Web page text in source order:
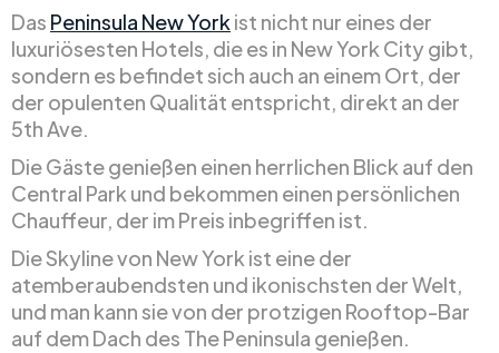
Das Peninsula New York ist nicht nur eines der
luxuriösesten Hotels, die es in New York City gibt,
sondern es befindet sich auch an einem Ort, der
der opulenten Qualität entspricht, direkt an der
5th Ave.
Die Gäste genießen einen herrlichen Blick auf den
Central Park und bekommen einen persönlichen
Chauffeur, der im Preis inbegriffen ist.
Die Skyline von New York ist eine der
atemberaubendsten und ikonischsten der Welt,
und man kann sie von der protzigen Rooftop-Bar
auf dem Dach des The Peninsula genießen.